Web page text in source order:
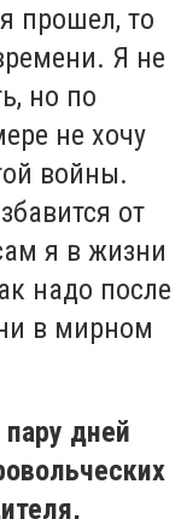
прошел, то
Я не
но по
не хочу
войны.
от
я в жизни
надо после
в мирном
дней